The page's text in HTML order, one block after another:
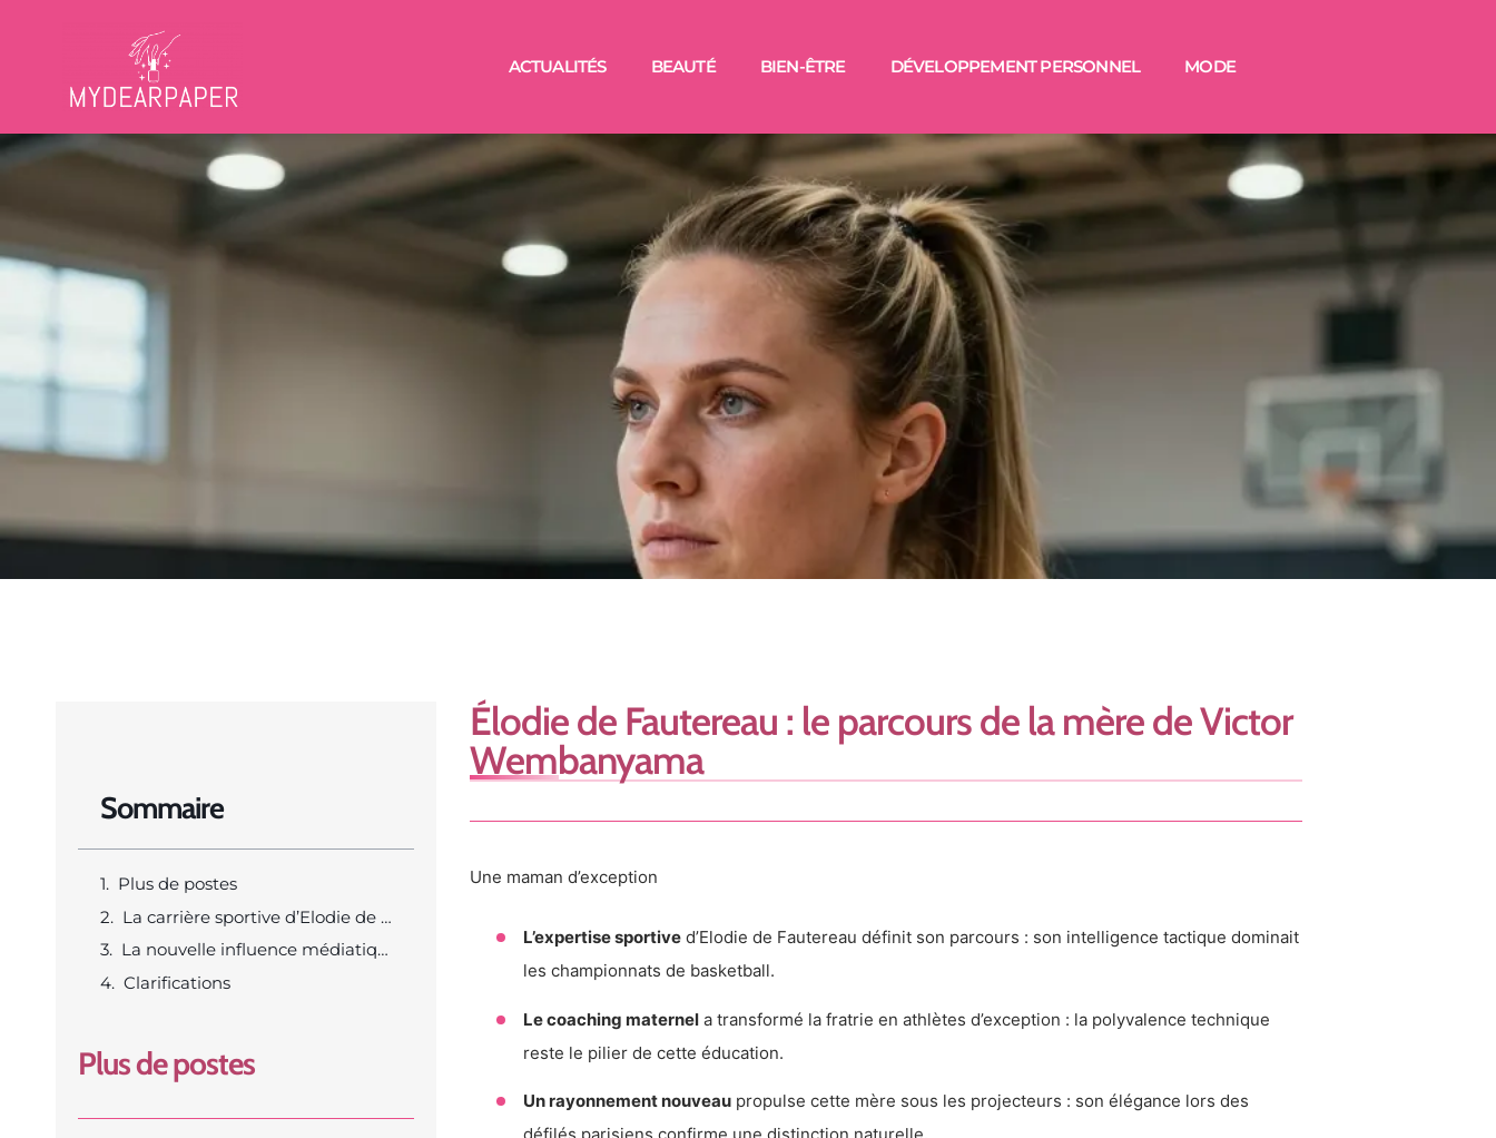
ACTUALITÉS BEAUTÉ BIEN-ÊTRE DÉVELOPPEMENT PERSONNEL MODE
Sommaire
Plus de postes
La carrière sportive d’Elodie de Fautereau témoigne d’un héritage athlétique d’exception
La nouvelle influence médiatique de cette femme au-delà du monde de la balle orange
Clarifications
Plus de postes
Élodie de Fautereau : le parcours de la mère de Victor
Wembanyama
Une maman d’exception
L’expertise sportive d’Elodie de Fautereau définit son parcours : son intelligence tactique dominait
les championnats de basketball.
Le coaching maternel a transformé la fratrie en athlètes d’exception : la polyvalence technique
reste le pilier de cette éducation.
Un rayonnement nouveau propulse cette mère sous les projecteurs : son élégance lors des